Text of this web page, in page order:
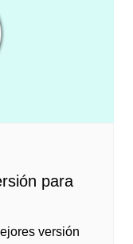
para
versión